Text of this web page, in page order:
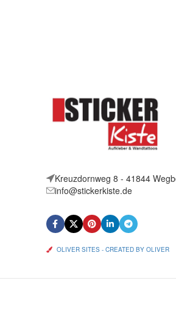
Kreuzdornweg 8 - 41844
info@stickerkiste.de
OLIVER SITES - CREATED BY OLIVER